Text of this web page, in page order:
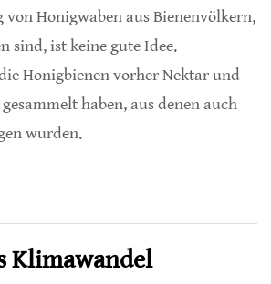
von Honigwaben aus Bienenvölkern,
sind, ist keine gute Idee.
Honigbienen vorher Nektar und
haben, aus denen auch
wurden.
Klimawandel